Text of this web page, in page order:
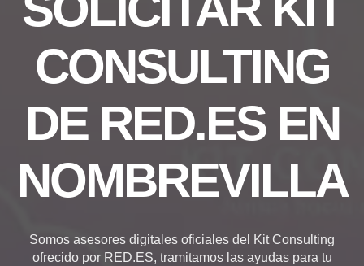
CONSULTING
DE RED.ES EN
NOMBREVILLA
Somos asesores digitales oficiales del Kit Consulting
ofrecido por RED.ES, tramitamos las ayudas para tu